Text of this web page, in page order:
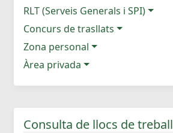
RLT (Serveis Generals i SPI)
Concurs de trasllats
Zona personal
Àrea privada
Consulta de llocs de treball